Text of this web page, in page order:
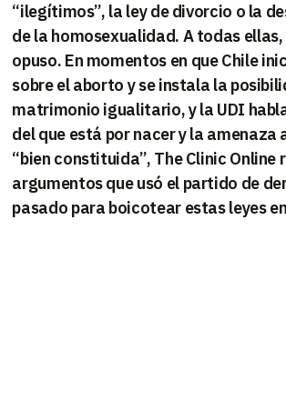
“ilegítimos”, la ley de divorcio o la
de la homosexualidad. A todas ellas,
opuso. En momentos en que Chile
sobre el aborto y se instala la
matrimonio igualitario, y la UDI
del que está por nacer y la amenaza
“bien constituida”, The Clinic Online
argumentos que usó el partido de
pasado para boicotear estas leyes